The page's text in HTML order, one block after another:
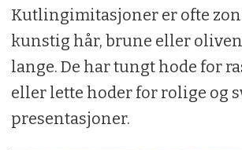
Kutlingimitasjoner er ofte
kunstig hår, brune eller
lange. De har tungt hode for
eller lette hoder for rolige og
presentasjoner.